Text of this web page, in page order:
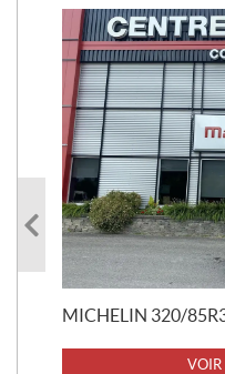
MICHELIN 320/
VOIR